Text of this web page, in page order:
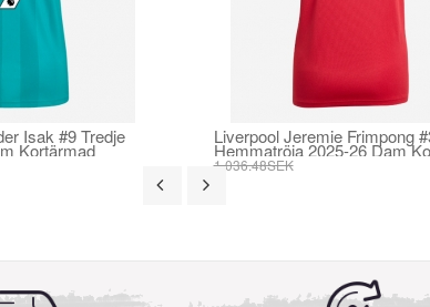
Isak #9 Tredje
Kortärmad
Liverpool Jeremie Frimpong
Hemmatröja 2025-26 Dam
1 036.48SEK